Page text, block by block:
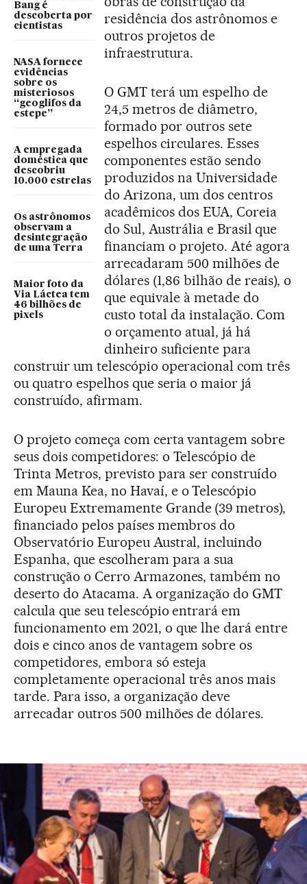
Bang é
descoberta por
cientistas
NASA fornece
evidências
sobre os
misteriosos
“geoglifos da
estepe”
A empregada
doméstica que
descobriu
10.000 estrelas
Os astrônomos
observam a
desintegração
de uma Terra
Maior foto da
Via Láctea tem
46 bilhões de
pixels
residência dos astrônomos e
outros projetos de
infraestrutura.
O GMT terá um espelho de
24,5 metros de diâmetro,
formado por outros sete
espelhos circulares. Esses
componentes estão sendo
produzidos na Universidade
do Arizona, um dos centros
acadêmicos dos EUA, Coreia
do Sul, Austrália e Brasil que
financiam o projeto. Até agora
arrecadaram 500 milhões de
dólares (1,86 bilhão de reais), o
que equivale à metade do
custo total da instalação. Com
o orçamento atual, já há
dinheiro suficiente para
construir um telescópio operacional com três
ou quatro espelhos que seria o maior já
construído, afirmam.
O projeto começa com certa vantagem sobre
seus dois competidores: o Telescópio de
Trinta Metros, previsto para ser construído
em Mauna Kea, no Havaí, e o Telescópio
Europeu Extremamente Grande (39 metros),
financiado pelos países membros do
Observatório Europeu Austral, incluindo
Espanha, que escolheram para a sua
construção o Cerro Armazones, também no
deserto do Atacama. A organização do GMT
calcula que seu telescópio entrará em
funcionamento em 2021, o que lhe dará entre
dois e cinco anos de vantagem sobre os
competidores, embora só esteja
completamente operacional três anos mais
tarde. Para isso, a organização deve
arrecadar outros 500 milhões de dólares.